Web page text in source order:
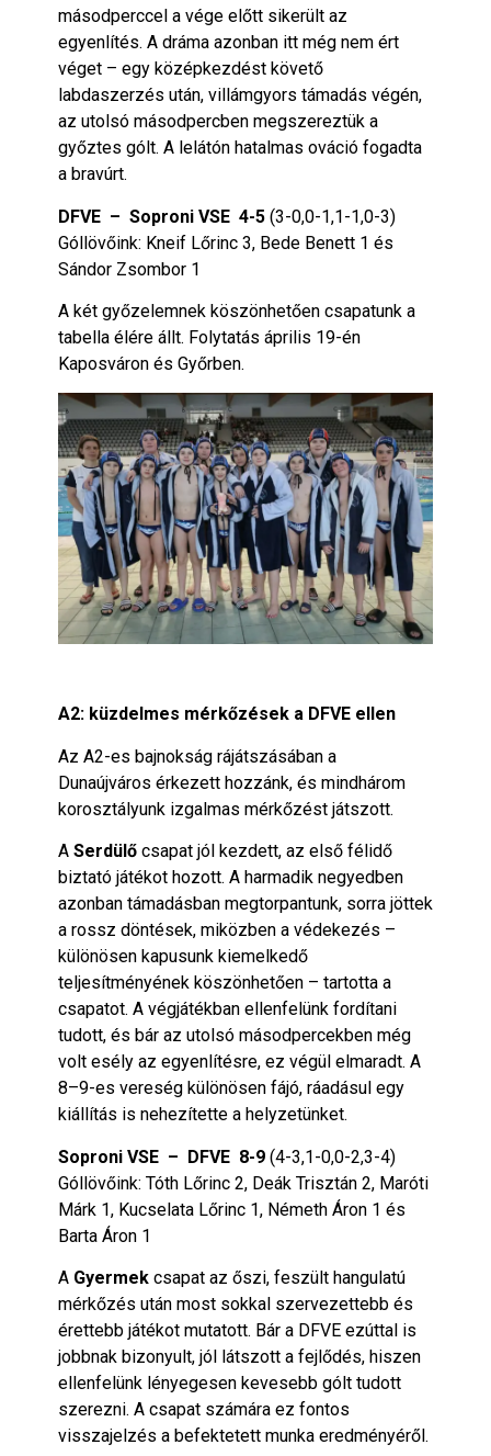
másodperccel a vége előtt sikerült az
egyenlítés. A dráma azonban itt még nem ért
véget – egy középkezdést követő
labdaszerzés után, villámgyors támadás végén,
az utolsó másodpercben megszereztük a
győztes gólt. A lelátón hatalmas ováció fogadta
a bravúrt.
DFVE – Soproni VSE 4-5(3-0,0-1,1-1,0-3)
Góllövőink: Kneif Lőrinc 3, Bede Benett 1 és
Sándor Zsombor 1
A két győzelemnek köszönhetően csapatunk a
tabella élére állt. Folytatás április 19-én
Kaposváron és Győrben.
A2: küzdelmes mérkőzések a DFVE ellen
Az A2-es bajnokság rájátszásában a
Dunaújváros érkezett hozzánk, és mindhárom
korosztályunk izgalmas mérkőzést játszott.
A Serdülőcsapat jól kezdett, az első félidő
biztató játékot hozott. A harmadik negyedben
azonban támadásban megtorpantunk, sorra jöttek
a rossz döntések, miközben a védekezés –
különösen kapusunk kiemelkedő
teljesítményének köszönhetően – tartotta a
csapatot. A végjátékban ellenfelünk fordítani
tudott, és bár az utolsó másodpercekben még
volt esély az egyenlítésre, ez végül elmaradt. A
8–9-es vereség különösen fájó, ráadásul egy
kiállítás is nehezítette a helyzetünket.
Soproni VSE – DFVE 8-9(4-3,1-0,0-2,3-4)
Góllövőink: Tóth Lőrinc 2, Deák Trisztán 2, Maróti
Márk 1, Kucselata Lőrinc 1, Németh Áron 1 és
Barta Áron 1
A Gyermekcsapat az őszi, feszült hangulatú
mérkőzés után most sokkal szervezettebb és
érettebb játékot mutatott. Bár a DFVE ezúttal is
jobbnak bizonyult, jól látszott a fejlődés, hiszen
ellenfelünk lényegesen kevesebb gólt tudott
szerezni. A csapat számára ez fontos
visszajelzés a befektetett munka eredményéről.